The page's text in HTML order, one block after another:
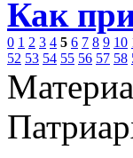
Как
0 1 2 3 4 5 6 7 8 9 10
52 53 54 55 56 57 58